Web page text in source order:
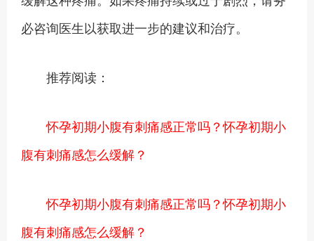
必咨询医生以获取进一步的建议和治疗。
推荐阅读：
怀孕初期小腹有刺痛感正常吗？怀孕初期小
腹有刺痛感怎么缓解？
怀孕初期小腹有刺痛感正常吗？怀孕初期小
腹有刺痛感怎么缓解？